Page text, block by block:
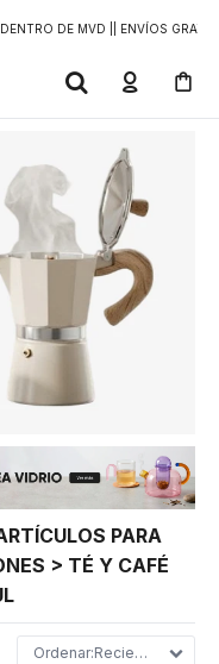
DENTRO DE MVD | | ENVÍOS GRATIS
PARA
> TÉ Y CAFÉ
Recientes